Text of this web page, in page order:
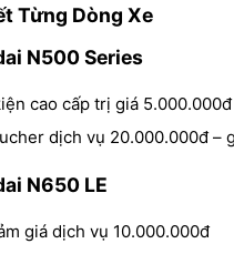
Từng Dòng Xe
N500 Series
cao cấp trị giá 5.000.000đ
dịch vụ 20.000.000đ –
N650 LE
giá dịch vụ 10.000.000đ